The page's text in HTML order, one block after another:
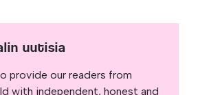
uutisia
provide our readers from
with independent, honest and